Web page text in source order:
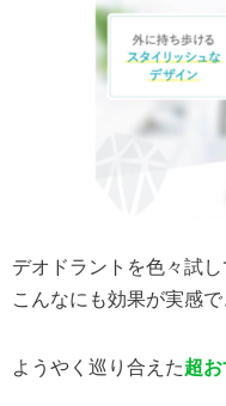
デオドラントを色々試し
こんなにも効果が実感
ようやく巡り合えた超